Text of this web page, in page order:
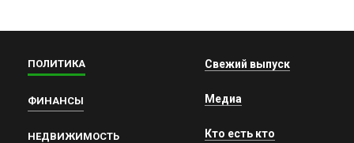
ПОЛИТИКА
ФИНАНСЫ
НЕДВИЖИМОСТЬ
Свежий выпуск
Медиа
Кто есть кто